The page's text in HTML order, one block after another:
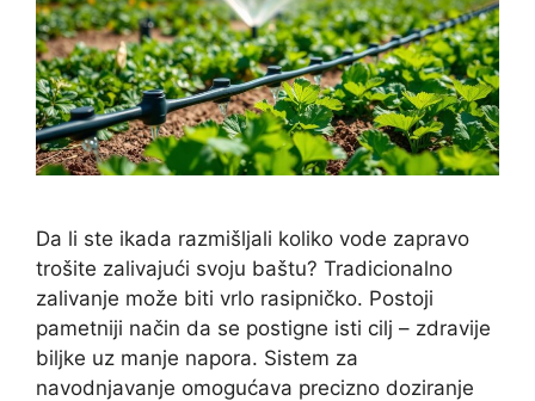
Da li ste ikada razmišljali koliko vode zapravo
trošite zalivajući svoju baštu? Tradicionalno
zalivanje može biti vrlo rasipničko. Postoji
pametniji način da se postigne isti cilj – zdravije
biljke uz manje napora. Sistem za
navodnjavanje omogućava precizno doziranje